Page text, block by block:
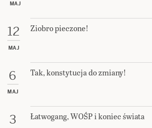
MAJ
12
MAJ
Ziobro pieczone!
6
MAJ
Tak, konstytucja do zmiany!
3 Łatwogang, WOŚP i koniec świata